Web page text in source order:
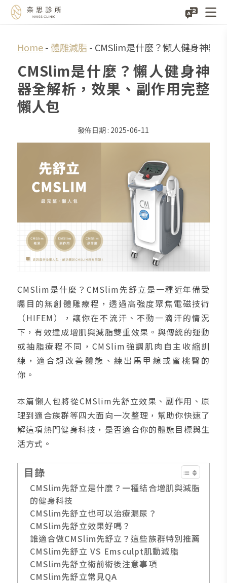
content
Home- 體雕減脂 - CMSlim是什麼？懶人健身神器
CMSlim是什麼？懶人健身神
器全解析，效果、副作用完整
懶人包
2025-06-11
CMSlim是什麼？CMSlim先舒立是一種近年備受
矚目的無創體雕療程，透過高強度聚焦電磁技術
（HIFEM），讓你在不流汗、不動一滴汗的情況
下，有效達成增肌與減脂雙重效果。與傳統的運動
或抽脂療程不同，CMSlim強調肌肉自主收縮訓
練，適合想改善體態、練出馬甲線或蜜桃臀的
你。
本篇懶人包將從CMSlim先舒立效果、副作用、原
理到適合族群等四大面向一次整理，幫助你快速了
解這項熱門健身科技，是否適合你的體態目標與生
活方式。
目錄
CMSlim先舒立是什麼？一種結合增肌與減脂
的健身科技
CMSlim先舒立也可以治療漏尿？
CMSlim先舒立效果好嗎？
誰適合做CMSlim先舒立？這些族群特別推薦
CMSlim先舒立 VS Emsculpt肌動減脂
CMSlim先舒立術前術後注意事項
CMSlim先舒立常見QA